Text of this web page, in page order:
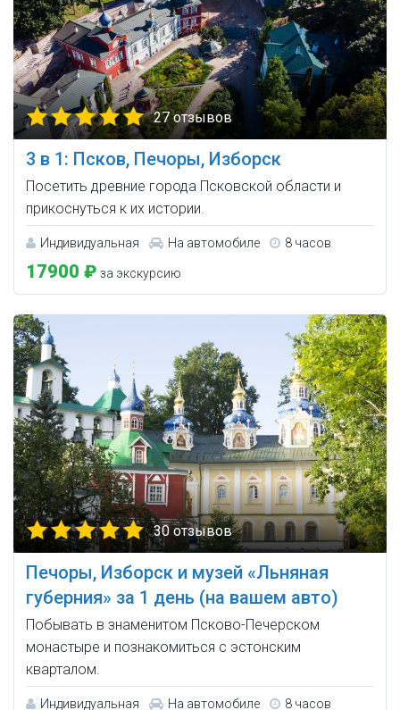
27 отзывов
3 в 1: Псков, Печоры, Изборск
Посетить древние города Псковской области и
прикоснуться к их истории.
Индивидуальная На автомобиле 8 часов
17900 ₽ за экскурсию
30 отзывов
Печоры, Изборск и музей «Льняная
губерния» за 1 день (на вашем авто)
Побывать в знаменитом Псково-Печерском
монастыре и познакомиться с эстонским
кварталом.
Индивидуальная На автомобиле 8 часов